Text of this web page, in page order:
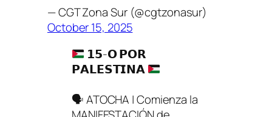
— CGT Zona Sur (@cgtzonasur)
October 15, 2025
𝟭𝟱-𝗢 𝗣𝗢𝗥
𝗣𝗔𝗟𝗘𝗦𝗧𝗜𝗡𝗔
🗣 ATOCHA | Comienza la